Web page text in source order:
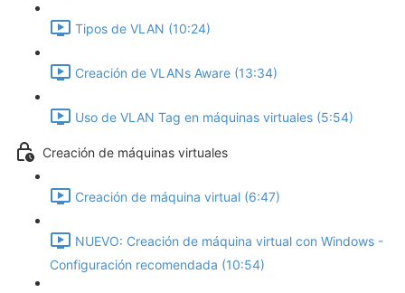
Tipos de VLAN (10:24)
Creación de VLANs Aware (13:34)
Uso de VLAN Tag en máquinas virtuales (5:54)
Creación de máquinas virtuales
Creación de máquina virtual (6:47)
NUEVO: Creación de máquina virtual con Windows -
Configuración recomendada (10:54)